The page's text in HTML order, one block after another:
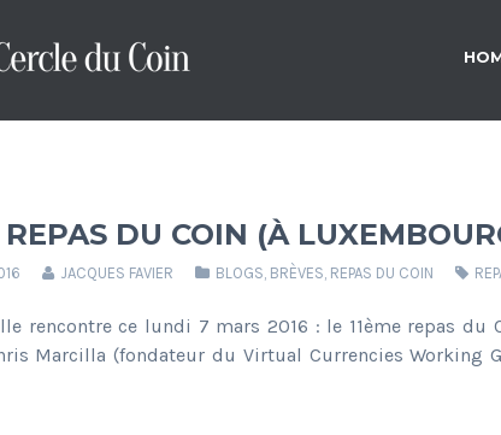
REPAS DU COIN (À
JACQUES FAVIER BLOGS, BRÈVES, REPAS DU COIN
rencontre ce lundi 7 mars 2016 : le 11ème repas du
Marcilla (fondateur du Virtual Currencies Working